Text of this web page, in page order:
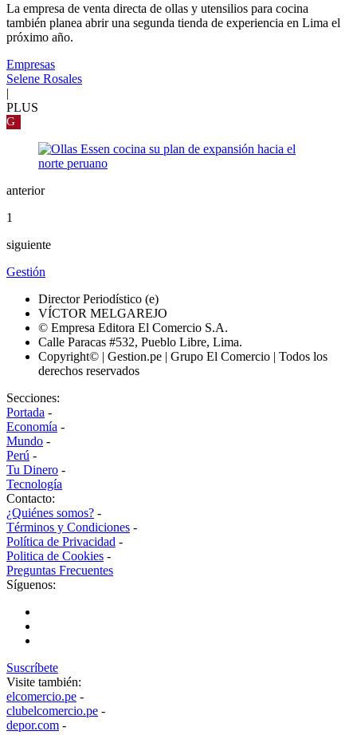
La empresa de venta directa de ollas y utensilios para cocina
también planea abrir una segunda tienda de experiencia en Lima el
próximo año.
Empresas
Selene Rosales
|
PLUS
G
anterior
1
siguiente
Gestión
Director Periodístico (e)
VÍCTOR MELGAREJO
© Empresa Editora El Comercio S.A.
Calle Paracas #532, Pueblo Libre, Lima.
Copyright© | Gestion.pe | Grupo El Comercio | Todos los
derechos reservados
Secciones:
Portada -
Economía -
Mundo -
Perú -
Tu Dinero -
Tecnología
Contacto:
¿Quiénes somos? -
Términos y Condiciones -
Política de Privacidad -
Politica de Cookies -
Preguntas Frecuentes
Síguenos:
Suscríbete
Visite también:
elcomercio.pe -
clubelcomercio.pe -
depor.com -